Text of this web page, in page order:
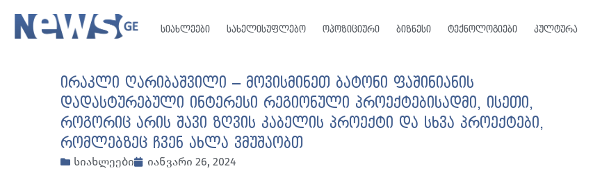
სიახლეები სახელისუფლებო ოპოზიციური ბიზნესი ტექნოლოგიები კულტურა
ირაკლი ღარიბაშვილი – მოვისმინეთ ბატონი ფაშინიანის
დადასტურებული ინტერესი რეგიონული პროექტებისადმი, ისეთი,
როგორიც არის შავი ზღვის კაბელის პროექტი და სხვა პროექტები,
რომლებზეც ჩვენ ახლა ვმუშაობთ
სიახლეები
იანვარი 26, 2024